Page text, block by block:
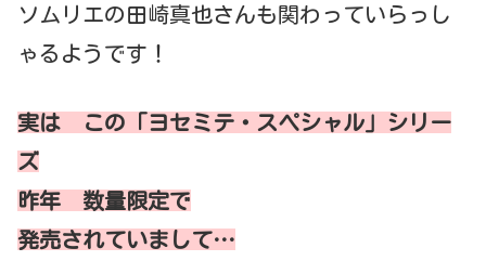
ソムリエの田崎真也さんも関わっていらっし
ゃるようです！
実は この「ヨセミテ・スペシャル」シリー
ズ
昨年 数量限定で
発売されていまして…